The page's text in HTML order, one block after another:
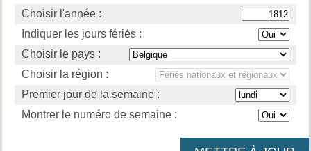
Choisir l'année :
Indiquer les jours fériés :
Choisir le pays :
Choisir la région :
Premier jour de la semaine :
Montrer le numéro de semaine :